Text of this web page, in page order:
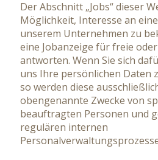
Der Abschnitt „Jobs“ dieser
Möglichkeit, Interesse an
unserem Unternehmen zu
eine Jobanzeige für freie
antworten. Wenn Sie sich
uns Ihre persönlichen Daten
so werden diese
obengenannte Zwecke von
beauftragten Personen und
regulären internen